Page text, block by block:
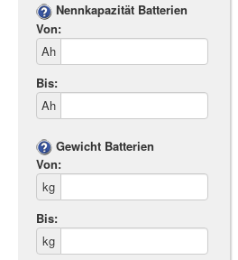
Nennkapazität Batterien
Von:
Ah
Bis:
Ah
Gewicht Batterien
Von:
kg
Bis:
kg